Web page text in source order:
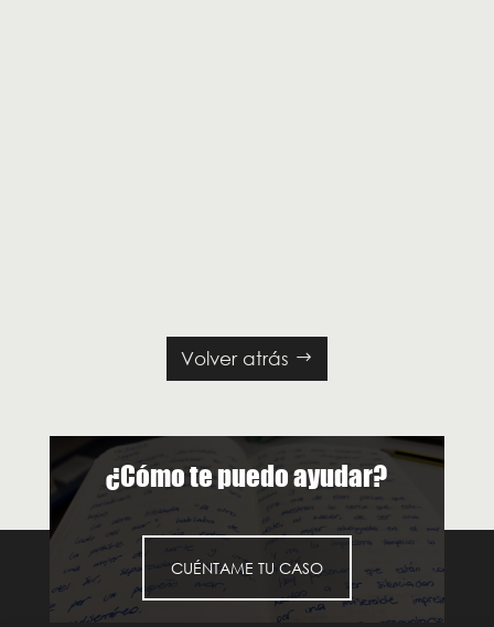
Volver atrás
¿Cómo te puedo ayudar?
CUÉNTAME TU CASO